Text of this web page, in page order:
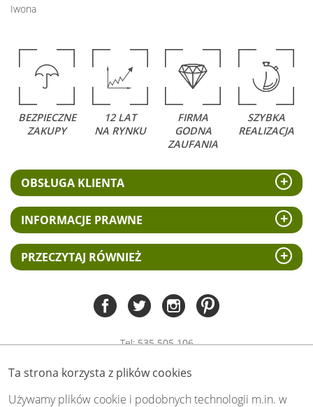
Ta strona korzysta z plików cookies
Używamy plików cookie i podobnych technologii m.in. w
Iwona
BEZPIECZNE
ZAKUPY
12 LAT
NA RYNKU
FIRMA
GODNA
ZAUFANIA
SZYBKA
REALIZACJA
OBSŁUGA KLIENTA
INFORMACJE PRAWNE
PRZECZYTAJ RÓWNIEŻ
Tel:535 505 106
biuro@swiat-obrazow.pl
Copyright by swiat-obrazow.pl 2026,